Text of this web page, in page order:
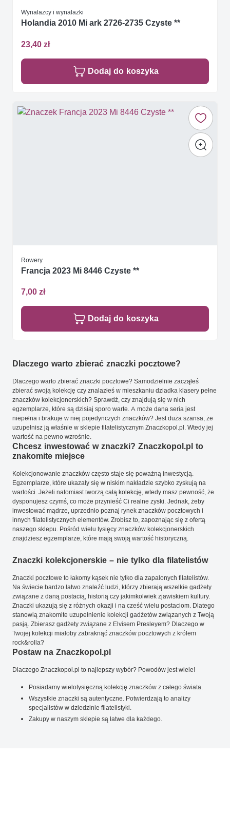
Wynalazcy i wynalazki
Holandia 2010 Mi ark 2726-2735 Czyste **
23,40 zł
Dodaj do koszyka
Rowery
Francja 2023 Mi 8446 Czyste **
7,00 zł
Dodaj do koszyka
Dlaczego warto zbierać znaczki pocztowe?
Dlaczego warto zbierać znaczki pocztowe? Samodzielnie zacząłeś
zbierać swoją kolekcję czy znalazłeś w mieszkaniu dziadka klasery pełne
znaczków kolekcjonerskich? Sprawdź, czy znajdują się w nich
egzemplarze, które są dzisiaj sporo warte. A może dana seria jest
niepełna i brakuje w niej pojedynczych znaczków? Jest duża szansa, że
uzupełnisz ją właśnie w sklepie filatelistycznym Znaczkopol.pl. Wtedy jej
wartość na pewno wzrośnie.
Chcesz inwestować w znaczki? Znaczkopol.pl to
znakomite miejsce
Kolekcjonowanie znaczków często staje się poważną inwestycją.
Egzemplarze, które ukazały się w niskim nakładzie szybko zyskują na
wartości. Jeżeli natomiast tworzą całą kolekcję, wtedy masz pewność, że
dysponujesz czymś, co może przynieść Ci realne zyski. Jednak, żeby
inwestować mądrze, uprzednio poznaj rynek znaczków pocztowych i
innych filatelistycznych elementów. Zrobisz to, zapoznając się z ofertą
naszego sklepu. Pośród wielu tysięcy znaczków kolekcjonerskich
znajdziesz egzemplarze, które mają swoją wartość historyczną.
Znaczki kolekcjonerskie – nie tylko dla filatelistów
Znaczki pocztowe to łakomy kąsek nie tylko dla zapalonych filatelistów.
Na świecie bardzo łatwo znaleźć ludzi, którzy zbierają wszelkie gadżety
związane z daną postacią, historią czy jakimkolwiek zjawiskiem kultury.
Znaczki ukazują się z różnych okazji i na cześć wielu postaciom. Dlatego
stanowią znakomite uzupełnienie kolekcji gadżetów związanych z Twoją
pasją. Zbierasz gadżety związane z Elvisem Presleyem? Dlaczego w
Twojej kolekcji miałoby zabraknąć znaczków pocztowych z królem
rock&rolla?
Postaw na Znaczkopol.pl
Dlaczego Znaczkopol.pl to najlepszy wybór? Powodów jest wiele!
Posiadamy wielotysięczną kolekcję znaczków z całego świata.
Wszystkie znaczki są autentyczne. Potwierdzają to analizy
specjalistów w dziedzinie filatelistyki.
Zakupy w naszym sklepie są łatwe dla każdego.